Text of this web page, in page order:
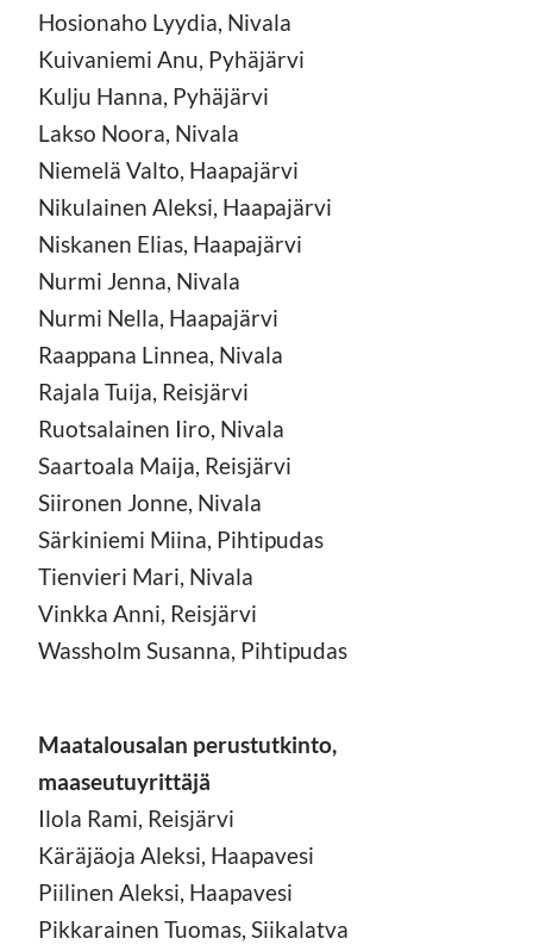
Hosionaho Lyydia, Nivala
Kuivaniemi Anu, Pyhäjärvi
Kulju Hanna, Pyhäjärvi
Lakso Noora, Nivala
Niemelä Valto, Haapajärvi
Nikulainen Aleksi, Haapajärvi
Niskanen Elias, Haapajärvi
Nurmi Jenna, Nivala
Nurmi Nella, Haapajärvi
Raappana Linnea, Nivala
Rajala Tuija, Reisjärvi
Ruotsalainen Iiro, Nivala
Saartoala Maija, Reisjärvi
Siironen Jonne, Nivala
Särkiniemi Miina, Pihtipudas
Tienvieri Mari, Nivala
Vinkka Anni, Reisjärvi
Wassholm Susanna, Pihtipudas
Maatalousalan perustutkinto,
maaseutuyrittäjä
Ilola Rami, Reisjärvi
Käräjäoja Aleksi, Haapavesi
Piilinen Aleksi, Haapavesi
Pikkarainen Tuomas, Siikalatva